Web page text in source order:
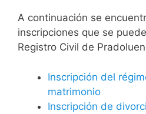
A continuación se
inscripciones que se
Registro Civil de
Inscripción del
matrimonio
Inscripción de